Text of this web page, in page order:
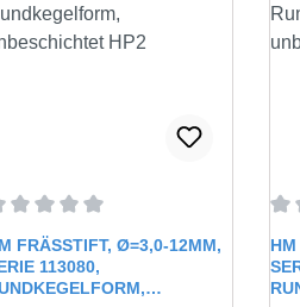
5 Sternen Bewertung von 0
FRÄSSTIFT, Ø=3,0-12MM,
113080,